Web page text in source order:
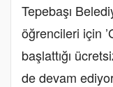
Tepebaşı
öğrencileri için
başlattığı
de devam